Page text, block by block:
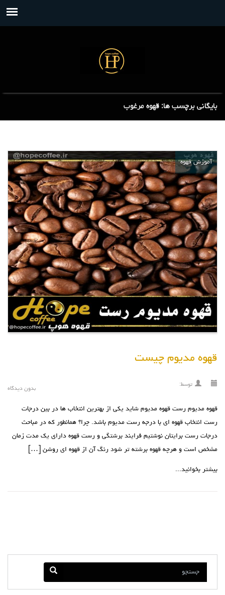
بایگانی برچسب ها: قهوه مرغوب
آموزش قهوه
قهوه مدیوم چیست
توسط:
بدون دیدگاه
قهوه مدیوم رست قهوه مدیوم شايد يکي از بهترين انتخاب ها در بين درجات
رست انتخاب قهوه اي با درجه رست مديوم باشد. چرا؟ همانطور که در مباحث
درجات رست برايتان نوشتيم فرايند برشتگي و رست قهوه داراي يک مدت زمان
مشخص است و هرچه قهوه برشته تر شود رنگ آن از قهوه اي روشن […]
بیشتر بخوانید...